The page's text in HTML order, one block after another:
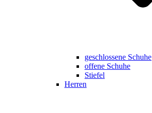
geschlossene Schuhe
offene Schuhe
Stiefel
Herren